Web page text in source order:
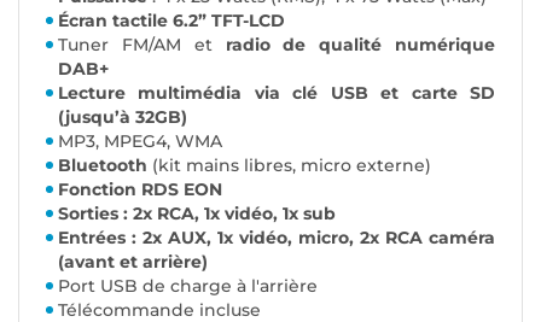
Écran tactile 6.2” TFT-LCD
Tuner FM/AM et radio de qualité numérique
DAB+
Lecture multimédia via clé USB et carte SD
(jusqu’à 32GB)
MP3, MPEG4, WMA
Bluetooth (kit mains libres, micro externe)
Fonction RDS EON
Sorties : 2x RCA, 1x vidéo, 1x sub
Entrées : 2x AUX, 1x vidéo, micro, 2x RCA caméra
(avant et arrière)
Port USB de charge à l'arrière
Télécommande incluse